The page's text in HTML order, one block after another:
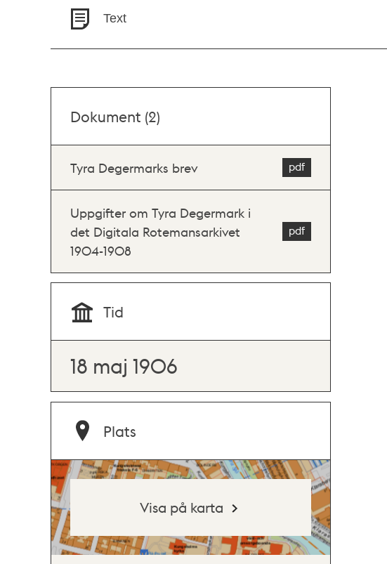
Text
Dokument (2)
Tyra Degermarks brev
Uppgifter om Tyra Degermark i
det Digitala Rotemansarkivet
1904-1908
Tid
18 maj 1906
Plats
Visa på karta